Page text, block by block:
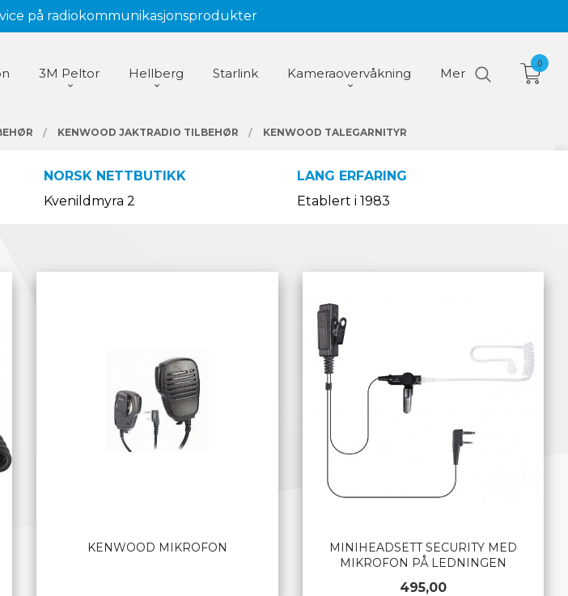
på radiokommunikasjonsprodukter
3M Peltor Hellberg Starlink Kameraovervåkning Mer
0
KENWOOD JAKTRADIO TILBEHØR KENWOOD TALEGARNITYR
NORSK NETTBUTIKK
Kvenildmyra 2
LANG ERFARING
Etablert i 1983
KENWOOD MIKROFON
MINIHEADSETT SECURITY MED
MIKROFON PÅ LEDNINGEN
Pris
495,00